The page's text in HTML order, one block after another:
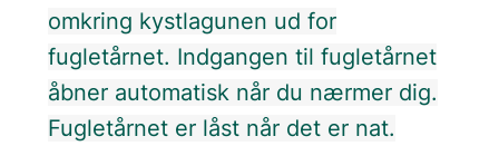
omkring kystlagunen ud for
fugletårnet. Indgangen til fugletårnet
åbner automatisk når du nærmer dig.
Fugletårnet er låst når det er nat.